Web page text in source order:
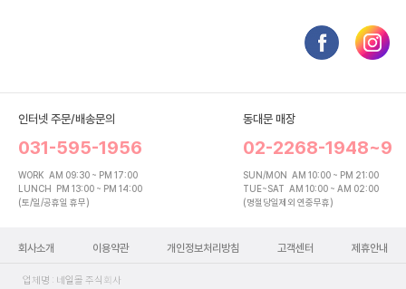
인터넷 주문/배송문의
031-595-1956
WORK AM 09:30 ~ PM 17:00
LUNCH PM 13:00 ~ PM 14:00
(토/일/공휴일 휴무)
동대문 매장
02-2268-1948~9
SUN/MON AM 10:00 ~ PM 21:00
TUE~SAT AM 10:00 ~ AM 02:00
(명절당일제외 연중무휴)
회사소개 이용약관 개인정보처리방침 고객센터 제휴안내
업체명 : 네일몰 주식회사